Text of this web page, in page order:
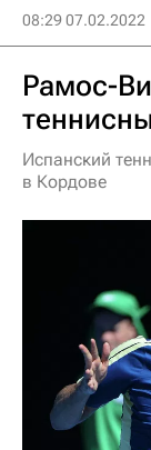
08:29 07.02.2022
Рамос-
Испанский
в Кордове